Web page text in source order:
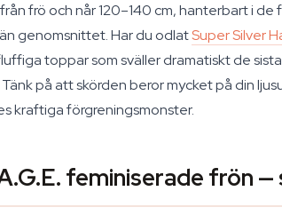
frö och når 120–140 cm, hanterbart i
genomsnittet. Har du odlatSuper Silver
toppar som sväller dramatiskt de
på att skörden beror mycket på din
kraftiga förgreningsmonster.
feminiserade frön